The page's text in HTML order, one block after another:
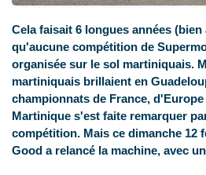
Cela faisait 6 longues années
qu'aucune compétition de
organisée sur le sol martiniquais.
martiniquais brillaient en
championnats de France,
Martinique s'est faite remarquer
compétition. Mais ce dimanche 12
Good a relancé la machine, avec